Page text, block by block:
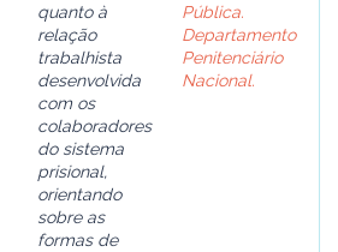
quanto à
relação
trabalhista
desenvolvida
com os
colaboradores
do sistema
prisional,
orientando
sobre as
formas de
Pública.
Departamento
Penitenciário
Nacional.